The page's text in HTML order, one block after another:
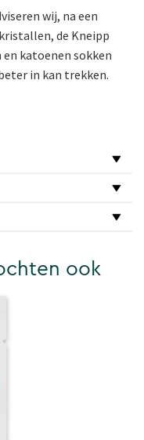
wij, na een
de Kneipp
katoenen sokken
in kan trekken.
ook